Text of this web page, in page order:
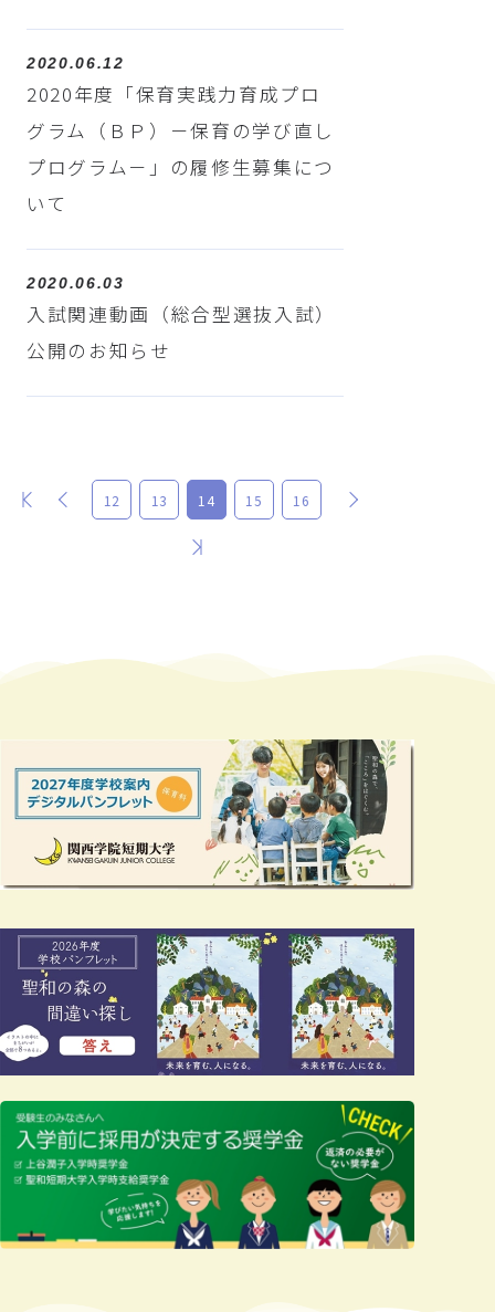
2020.06.12
2020年度「保育実践力育成プロ
グラム（ＢＰ）－保育の学び直し
プログラム－」の履修生募集につ
いて
2020.06.03
入試関連動画（総合型選抜入試）
公開のお知らせ
最初 前 12 13 14 15 16
最後